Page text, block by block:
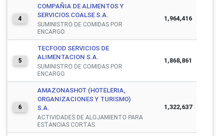
4
COMPAÑIA DE ALIMENTOS Y
SERVICIOS COALSE S.A.
SUMINISTRO DE COMIDAS POR
ENCARGO.
1,964,416
5
TECFOOD SERVICIOS DE
ALIMENTACION S.A.
SUMINISTRO DE COMIDAS POR
ENCARGO.
1,868,861
6
AMAZONASHOT (HOTELERIA,
ORGANIZACIONES Y TURISMO)
S.A.
ACTIVIDADES DE ALOJAMIENTO PARA
ESTANCIAS CORTAS.
1,322,637